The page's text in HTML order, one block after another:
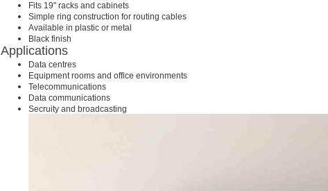
Fits 19" racks and cabinets
Simple ring construction for routing cables
Available in plastic or metal
Black finish
Applications
Data centres
Equipment rooms and office environments
Telecommunications
Data communications
Secruity and broadcasting